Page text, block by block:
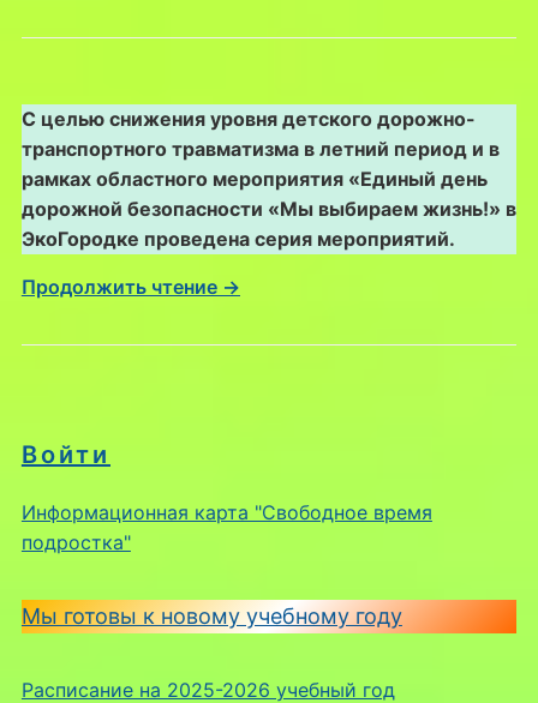
Войти
Информационная карта "Свободное время
подростка"
Мы готовы к новому учебному году
Расписание на 2025-2026 учебный год
С целью снижения уровня детского дорожно-
транспортного травматизма в летний период и в
рамках областного мероприятия «Единый день
дорожной безопасности «Мы выбираем жизнь!» в
ЭкоГородке проведена серия мероприятий.
Продолжить чтение →